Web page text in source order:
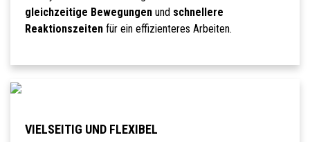
gleichzeitige Bewegungenund schnellere
Reaktionszeitenfür ein effizienteres Arbeiten.
VIELSEITIG UND FLEXIBEL